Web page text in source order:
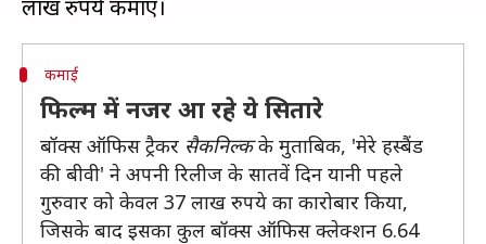
कमाई
फिल्म में नजर आ रहे ये सितारे
बॉक्स ऑफिस ट्रैकर सैकनिल्कके मुताबिक, 'मेरे हस्बैंड
की बीवी' ने अपनी रिलीज के सातवें दिन यानी पहले
गुरुवार को केवल 37 लाख रुपये का कारोबार किया,
जिसके बाद इसका कुल बॉक्स ऑफिस क्लेक्शन 6.64